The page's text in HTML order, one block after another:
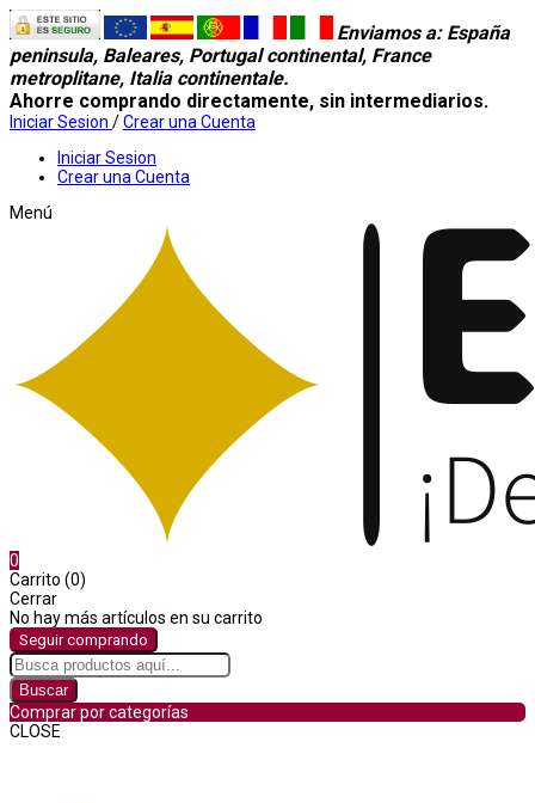
Enviamos a: España
peninsula, Baleares, Portugal continental, France
metroplitane, Italia continentale.
Ahorre comprando directamente, sin intermediarios.
Iniciar Sesion /Crear una Cuenta
Iniciar Sesion
Crear una Cuenta
Menú
0
Carrito (0)
Cerrar
No hay más artículos en su carrito
Seguir comprando
Buscar
Comprar por categorías
CLOSE